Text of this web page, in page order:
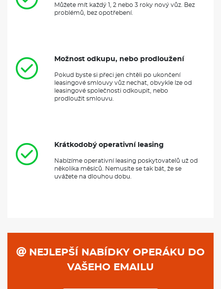
Můžete mít každý 1, 2 nebo 3 roky nový vůz. Bez
problémů, bez opotřebení.
Možnost odkupu, nebo prodloužení
Pokud byste si přeci jen chtěli po ukončení
leasingové smlouvy vůz nechat, obvykle lze od
leasingové společnosti odkoupit, nebo
prodloužit smlouvu.
Krátkodobý operativní leasing
Nabízíme operativní leasing poskytovatelů už od
několika měsíců. Nemusíte se tak bát, že se
uvážete na dlouhou dobu.
NEJLEPŠÍ NABÍDKY OPERÁKU DO
VAŠEHO EMAILU